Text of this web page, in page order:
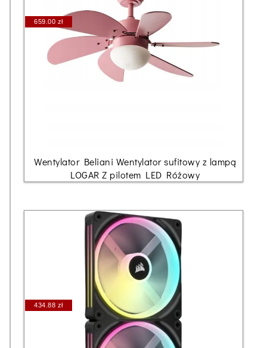
659.00 zł
Wentylator Beliani Wentylator sufitowy z lampą
LOGAR Z pilotem LED Różowy
434.88 zł